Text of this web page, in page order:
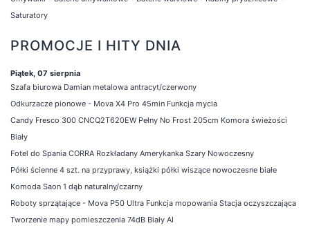
Saturatory
PROMOCJE I HITY DNIA
Piątek, 07 sierpnia
Szafa biurowa Damian metalowa antracyt/czerwony
Odkurzacze pionowe - Mova X4 Pro 45min Funkcja mycia
Candy Fresco 300 CNCQ2T620EW Pełny No Frost 205cm Komora świeżości
Biały
Fotel do Spania CORRA Rozkładany Amerykanka Szary Nowoczesny
Półki ścienne 4 szt. na przyprawy, książki półki wiszące nowoczesne białe
Komoda Saon 1 dąb naturalny/czarny
Roboty sprzątające - Mova P50 Ultra Funkcja mopowania Stacja oczyszczająca
Tworzenie mapy pomieszczenia 74dB Biały AI